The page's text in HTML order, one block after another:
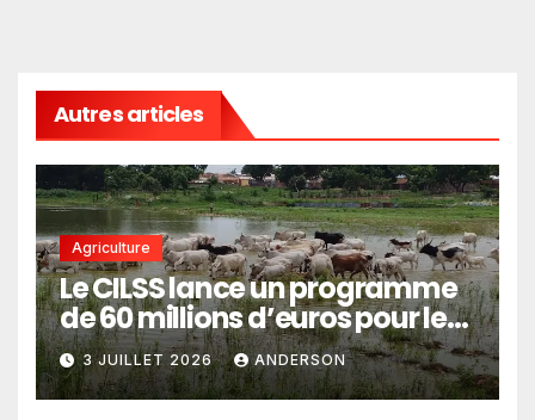
Autres articles
Agriculture
Le CILSS lance un programme
de 60 millions d’euros pour le
pastoralisme
3 JUILLET 2026 ANDERSON